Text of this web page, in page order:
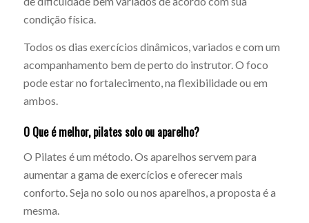
condição física.
Todos os dias exercícios dinâmicos, variados e com um
acompanhamento bem de perto do instrutor. O foco
pode estar no fortalecimento, na flexibilidade ou em
ambos.
O Que é melhor, pilates solo ou aparelho?
O Pilates é um método. Os aparelhos servem para
aumentar a gama de exercícios e oferecer mais
conforto. Seja no solo ou nos aparelhos, a proposta é a
mesma.